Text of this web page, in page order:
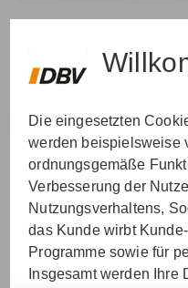
Die eingesetzten
werden beispielsweise
ordnungsgemäße
Verbesserung der
Nutzungsverhaltens,
das Kunde wirbt
Programme sowie für
Insgesamt werden Ihre